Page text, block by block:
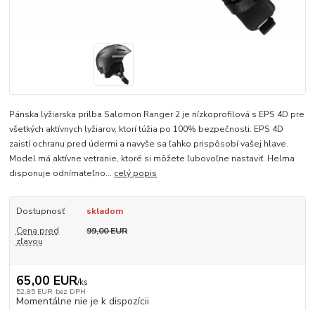
Pánska lyžiarska prilba Salomon Ranger 2 je nízkoprofilová s EPS 4D pre
všetkých aktívnych lyžiarov, ktorí túžia po 100% bezpečnosti. EPS 4D
zaistí ochranu pred údermi a navyše sa ľahko prispôsobí vašej hlave.
Model má aktívne vetranie, ktoré si môžete ľubovoľne nastaviť. Helma
disponuje odnímateľno... celý popis
Dostupnosť
skladom
Cena pred
zľavou
99,00 EUR
65,00 EUR/ks
52,85 EUR bez DPH
Momentálne nie je k dispozícii